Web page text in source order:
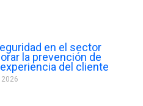
en el sector
la prevención de
del cliente